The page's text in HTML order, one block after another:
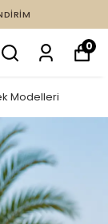
0
Modelleri